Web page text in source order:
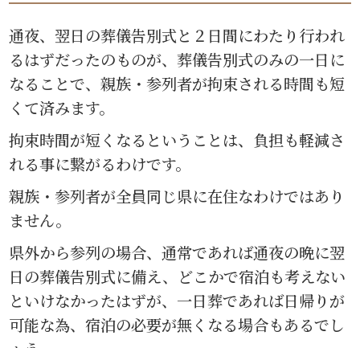
通夜、翌日の葬儀告別式と２日間にわたり行われ
るはずだったのものが、葬儀告別式のみの一日に
なることで、親族・参列者が拘束される時間も短
くて済みます。
拘束時間が短くなるということは、負担も軽減さ
れる事に繋がるわけです。
親族・参列者が全員同じ県に在住なわけではあり
ません。
県外から参列の場合、通常であれば通夜の晩に翌
日の葬儀告別式に備え、どこかで宿泊も考えない
といけなかったはずが、一日葬であれば日帰りが
可能な為、宿泊の必要が無くなる場合もあるでし